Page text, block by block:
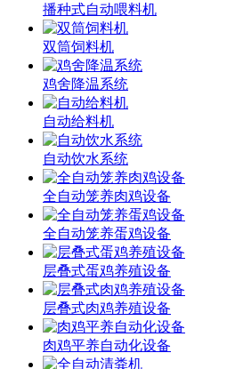
播种式自动喂料机
双筒饲料机
鸡舍降温系统
自动给料机
自动饮水系统
全自动笼养肉鸡设备
全自动笼养蛋鸡设备
层叠式蛋鸡养殖设备
层叠式肉鸡养殖设备
肉鸡平养自动化设备